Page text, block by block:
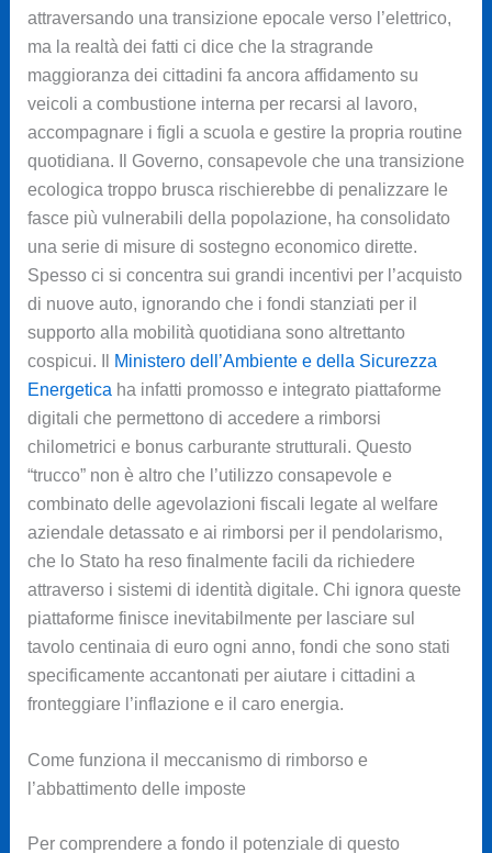
attraversando una transizione epocale verso l’elettrico,
ma la realtà dei fatti ci dice che la stragrande
maggioranza dei cittadini fa ancora affidamento su
veicoli a combustione interna per recarsi al lavoro,
accompagnare i figli a scuola e gestire la propria routine
quotidiana. Il Governo, consapevole che una transizione
ecologica troppo brusca rischierebbe di penalizzare le
fasce più vulnerabili della popolazione, ha consolidato
una serie di misure di sostegno economico dirette.
Spesso ci si concentra sui grandi incentivi per l’acquisto
di nuove auto, ignorando che i fondi stanziati per il
supporto alla mobilità quotidiana sono altrettanto
cospicui. Il
Ministero dell’Ambiente e della Sicurezza
Energetica ha infatti promosso e integrato piattaforme
digitali che permettono di accedere a rimborsi
chilometrici e bonus carburante strutturali. Questo
“trucco” non è altro che l’utilizzo consapevole e
combinato delle agevolazioni fiscali legate al welfare
aziendale detassato e ai rimborsi per il pendolarismo,
che lo Stato ha reso finalmente facili da richiedere
attraverso i sistemi di identità digitale. Chi ignora queste
piattaforme finisce inevitabilmente per lasciare sul
tavolo centinaia di euro ogni anno, fondi che sono stati
specificamente accantonati per aiutare i cittadini a
fronteggiare l’inflazione e il caro energia.
Come funziona il meccanismo di rimborso e
l’abbattimento delle imposte
Per comprendere a fondo il potenziale di questo